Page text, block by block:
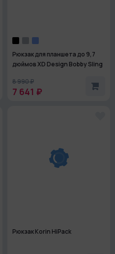
Рюкзак для планшета до 9,7
дюймов XD Design Bobby Sling
8 990 ₽
7 641 ₽
Рюкзак Korin HiPack